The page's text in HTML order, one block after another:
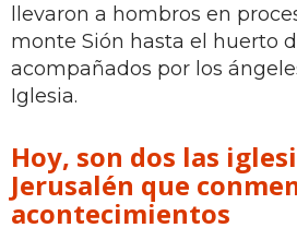
llevaron a hombros en
monte Sión hasta el huerto
acompañados por los
Iglesia.
Hoy, son dos las
Jerusalén que
acontecimientos